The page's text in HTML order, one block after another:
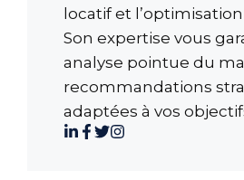
locatif et
Son expertise vous
analyse pointue du
recommandations
adaptées à vos